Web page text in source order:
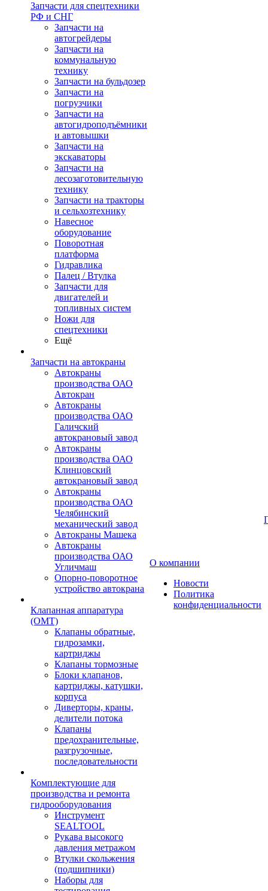
Запчасти для спецтехники
РФ и СНГ
Запчасти на
автогрейдеры
Запчасти на
коммунальную
технику
Запчасти на бульдозер
Запчасти на
погрузчики
Запчасти на
автогидроподъёмники
и автовышки
Запчасти на
экскаваторы
Запчасти на
лесозаготовительную
технику
Запчасти на тракторы
и сельхозтехнику
Навесное
оборудование
Поворотная
платформа
Гидравлика
Палец / Втулка
Запчасти для
двигателей и
топливных систем
Ножи для
спецтехники
Ещё
Запчасти на автокраны
Автокраны
производства ОАО
Автокран
Автокраны
производства ОАО
Галичский
автокрановый завод
Автокраны
производства ОАО
Клинцовский
автокрановый завод
Автокраны
производства ОАО
Челябинский
механический завод
Автокраны Машека
Автокраны
производства ОАО
Угличмаш
Опорно-поворотное
устройство автокрана
Клапанная аппаратура
(OMT)
Клапаны обратные,
гидрозамки,
картриджы
Клапаны тормозные
Блоки клапанов,
картриджы, катушки,
корпуса
Диверторы, краны,
делители потока
Клапаны
предохранительные,
разгрузочные,
последовательности
Комплектующие для
производства и ремонта
гидрооборудования
Инструмент
SEALTOOL
Рукава высокого
давления метражом
Втулки скольжения
(подшипники)
Наборы для
О компании
Новости
Политика
конфиденциальности